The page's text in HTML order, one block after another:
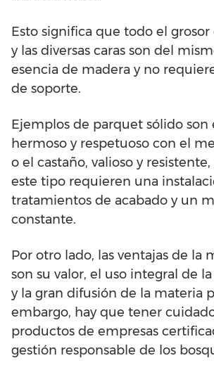
Esto significa que todo el
y las diversas caras son del
esencia de madera y no
de soporte.
Ejemplos de parquet sólido son
hermoso y respetuoso con el
o el castaño, valioso y
este tipo requieren una
tratamientos de acabado y un
constante.
Por otro lado, las ventajas de la
son su valor, el uso integral de
y la gran difusión de la materia
embargo, hay que tener
productos de empresas
gestión responsable de los